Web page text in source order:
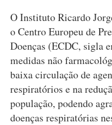
O Instituto Ricardo
o Centro Europeu de
Doenças (ECDC, sigla
medidas não
baixa circulação de
respiratórios e na
população, podendo
doenças respiratórias